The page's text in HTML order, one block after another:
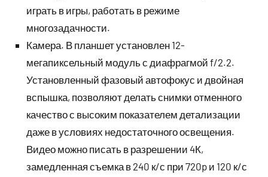
играть в игры, работать в режиме
многозадачности.
Камера. В планшет установлен 12-
мегапиксельный модуль с диафрагмой f/2.2.
Установленный фазовый автофокус и двойная
вспышка, позволяют делать снимки отменного
качество с высоким показателем детализации
даже в условиях недостаточного освещения.
Видео можно писать в разрешении 4К,
замедленная съемка в 240 к/с при 720p и 120 к/с